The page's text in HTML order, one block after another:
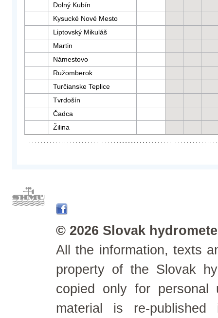
Dolný Kubín
Kysucké Nové Mesto
Liptovský Mikuláš
Martin
Námestovo
Ružomberok
Turčianske Teplice
Tvrdošín
Čadca
Žilina
© 2026 Slovak
All the information, texts
property of the Slovak
copied only for personal
material is re-